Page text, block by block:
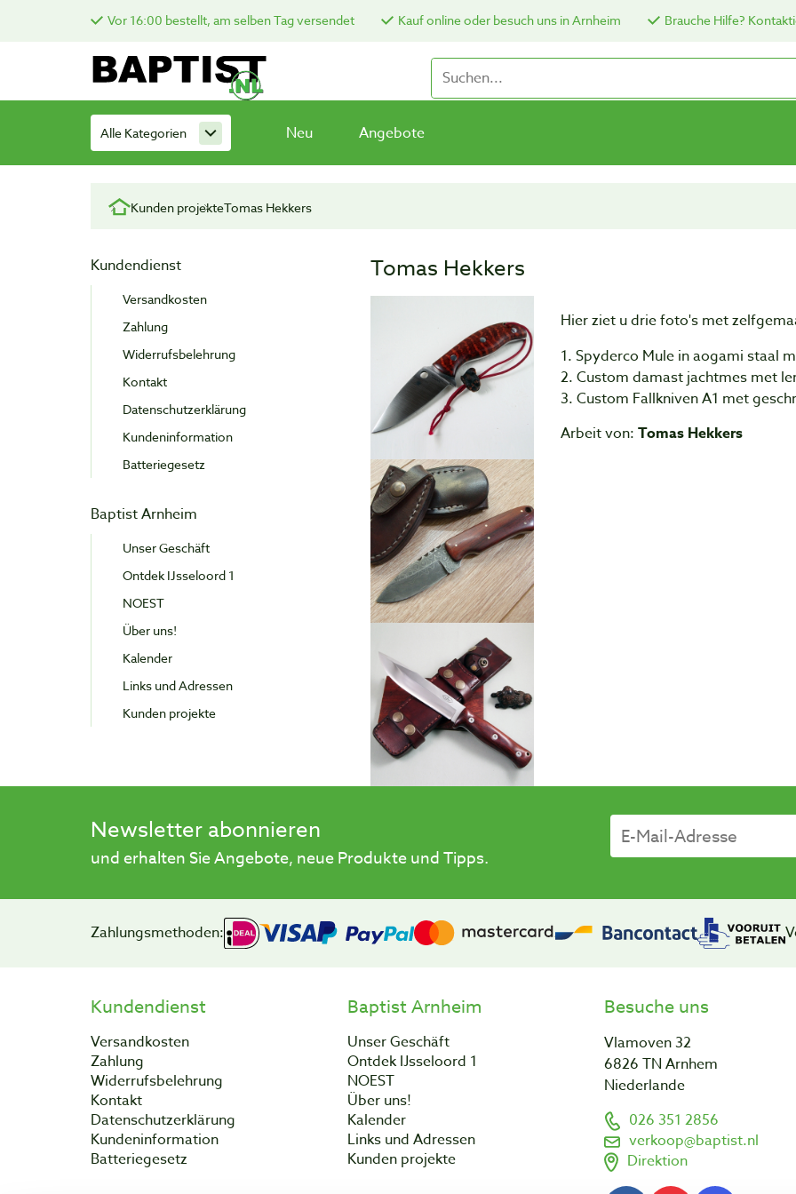
Vor 16:00 bestellt, am selben Tag versendet Kauf online oder besuch uns in Arnheim Brauche Hilfe?
Alle Kategorien Neu Angebote
Kunden projekteTomas Hekkers
Kundendienst
Versandkosten
Zahlung
Widerrufsbelehrung
Kontakt
Datenschutzerklärung
Kundeninformation
Batteriegesetz
Baptist Arnheim
Unser Geschäft
Ontdek IJsseloord 1
NOEST
Über uns!
Kalender
Links und Adressen
Kunden projekte
Tomas Hekkers
Hier ziet u drie foto's met
1. Spyderco Mule in aogami staal
2. Custom damast jachtmes met
3. Custom Fallkniven A1 met
Arbeit von: Tomas Hekkers
Newsletter abonnieren
und erhalten Sie Angebote, neue Produkte und Tipps.
Zahlungsmethoden:
Kundendienst
Versandkosten
Zahlung
Widerrufsbelehrung
Kontakt
Datenschutzerklärung
Kundeninformation
Batteriegesetz
Baptist Arnheim
Unser Geschäft
Ontdek IJsseloord 1
NOEST
Über uns!
Kalender
Links und Adressen
Kunden projekte
Besuche uns
Vlamoven 32
6826 TN Arnhem
Niederlande
026 351 2856
verkoop@baptist.nl
Direktion